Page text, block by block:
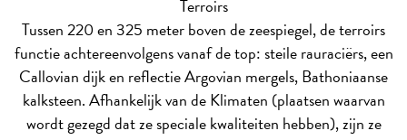
Terroirs
Tussen 220 en 325 meter boven de zeespiegel, de terroirs
functie achtereenvolgens vanaf de top: steile rauraciërs, een
Callovian dijk en reflectie Argovian mergels, Bathoniaanse
kalksteen. Afhankelijk van de Klimaten (plaatsen waarvan
wordt gezegd dat ze speciale kwaliteiten hebben), zijn ze